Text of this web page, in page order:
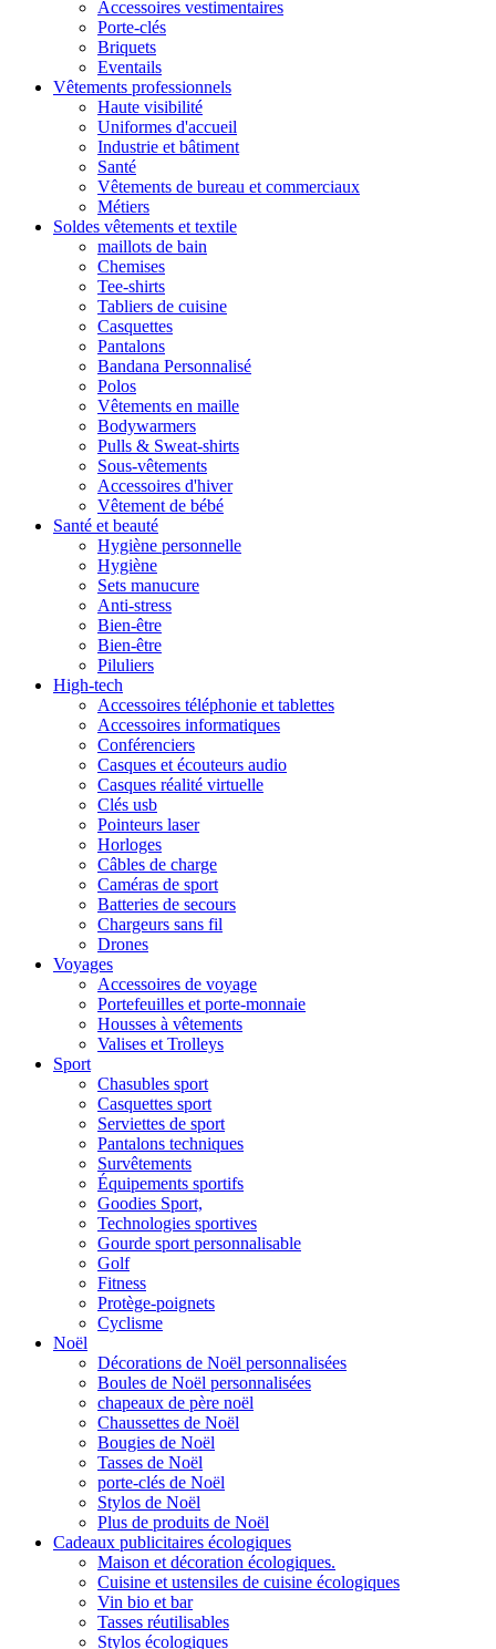
Accessoires vestimentaires
Porte-clés
Briquets
Eventails
Vêtements professionnels
Haute visibilité
Uniformes d'accueil
Industrie et bâtiment
Santé
Vêtements de bureau et commerciaux
Métiers
Soldes vêtements et textile
maillots de bain
Chemises
Tee-shirts
Tabliers de cuisine
Casquettes
Pantalons
Bandana Personnalisé
Polos
Vêtements en maille
Bodywarmers
Pulls & Sweat-shirts
Sous-vêtements
Accessoires d'hiver
Vêtement de bébé
Santé et beauté
Hygiène personnelle
Hygiène
Sets manucure
Anti-stress
Bien-être
Bien-être
Piluliers
High-tech
Accessoires téléphonie et tablettes
Accessoires informatiques
Conférenciers
Casques et écouteurs audio
Casques réalité virtuelle
Clés usb
Pointeurs laser
Horloges
Câbles de charge
Caméras de sport
Batteries de secours
Chargeurs sans fil
Drones
Voyages
Accessoires de voyage
Portefeuilles et porte-monnaie
Housses à vêtements
Valises et Trolleys
Sport
Chasubles sport
Casquettes sport
Serviettes de sport
Pantalons techniques
Survêtements
Équipements sportifs
Goodies Sport,
Technologies sportives
Gourde sport personnalisable
Golf
Fitness
Protège-poignets
Cyclisme
Noël
Décorations de Noël personnalisées
Boules de Noël personnalisées
chapeaux de père noël
Chaussettes de Noël
Bougies de Noël
Tasses de Noël
porte-clés de Noël
Stylos de Noël
Plus de produits de Noël
Cadeaux publicitaires écologiques
Maison et décoration écologiques.
Cuisine et ustensiles de cuisine écologiques
Vin bio et bar
Tasses réutilisables
Stylos écologiques